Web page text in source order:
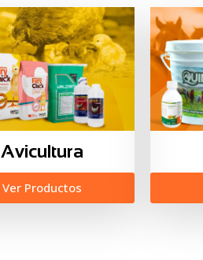
Avicultura
Ver Productos